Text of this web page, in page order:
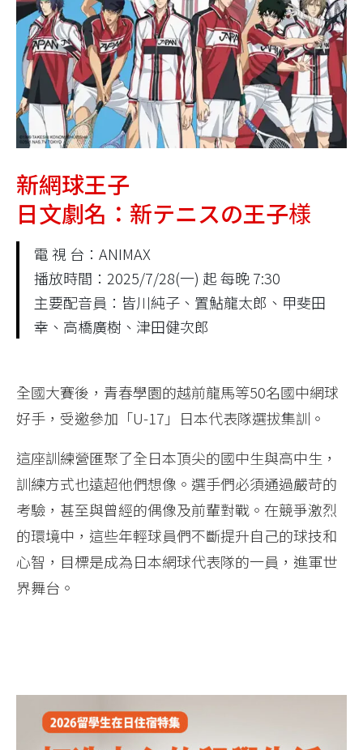
新網球王子
日文劇名：新テニスの王子様
電 視 台：ANIMAX
播放時間：2025/7/28(一) 起 每晚 7:30
主要配音員：皆川純子、置鮎龍太郎、甲斐田
幸、高橋廣樹、津田健次郎
全國大賽後，青春學園的越前龍馬等50名國中網球
好手，受邀參加「U-17」日本代表隊選拔集訓。
這座訓練營匯聚了全日本頂尖的國中生與高中生，
訓練方式也遠超他們想像。選手們必須通過嚴苛的
考驗，甚至與曾經的偶像及前輩對戰。在競爭激烈
的環境中，這些年輕球員們不斷提升自己的球技和
心智，目標是成為日本網球代表隊的一員，進軍世
界舞台。